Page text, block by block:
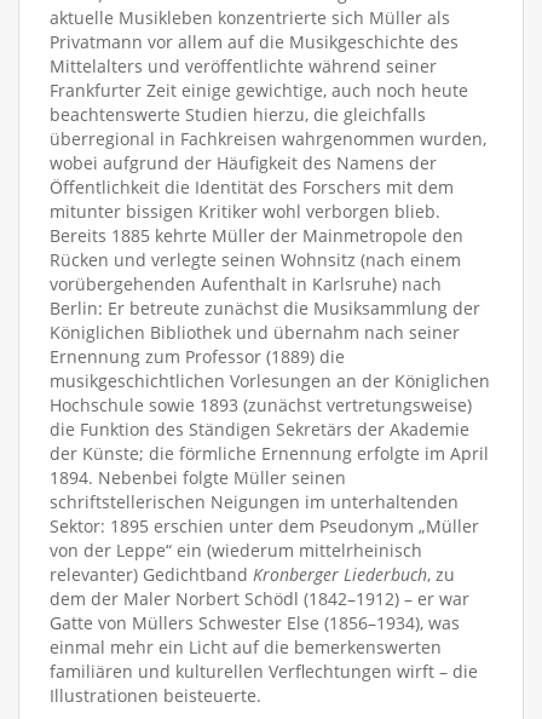
aktuelle Musikleben konzentrierte sich Müller als
Privatmann vor allem auf die Musikgeschichte des
Mittelalters und veröffentlichte während seiner
Frankfurter Zeit einige gewichtige, auch noch heute
beachtenswerte Studien hierzu, die gleichfalls
überregional in Fachkreisen wahrgenommen wurden,
wobei aufgrund der Häufigkeit des Namens der
Öffentlichkeit die Identität des Forschers mit dem
mitunter bissigen Kritiker wohl verborgen blieb.
Bereits 1885 kehrte Müller der Mainmetropole den
Rücken und verlegte seinen Wohnsitz (nach einem
vorübergehenden Aufenthalt in Karlsruhe) nach
Berlin: Er betreute zunächst die Musiksammlung der
Königlichen Bibliothek und übernahm nach seiner
Ernennung zum Professor (1889) die
musikgeschichtlichen Vorlesungen an der Königlichen
Hochschule sowie 1893 (zunächst vertretungsweise)
die Funktion des Ständigen Sekretärs der Akademie
der Künste; die förmliche Ernennung erfolgte im April
1894. Nebenbei folgte Müller seinen
schriftstellerischen Neigungen im unterhaltenden
Sektor: 1895 erschien unter dem Pseudonym „Müller
von der Leppe“ ein (wiederum mittelrheinisch
relevanter) Gedichtband Kronberger Liederbuch, zu
dem der Maler Norbert Schödl (1842–1912) – er war
Gatte von Müllers Schwester Else (1856–1934), was
einmal mehr ein Licht auf die bemerkenswerten
familiären und kulturellen Verflechtungen wirft – die
Illustrationen beisteuerte.